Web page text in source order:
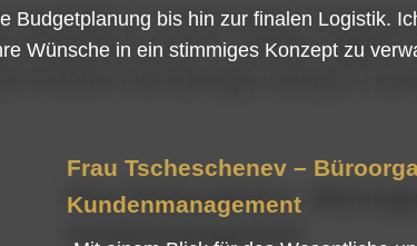
Budgetplanung bis hin zur finalen Logistik.
Wünsche in ein stimmiges Konzept zu
Frau Tscheschenev –
Kundenmanagement